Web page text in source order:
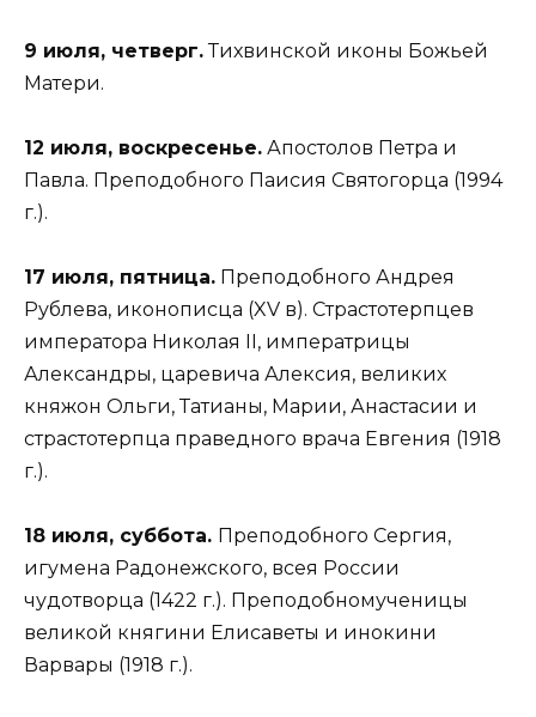
9 июля, четверг.Тихвинской иконы Божьей
Матери.
12 июля, воскресенье. Апостолов Петра и
Павла. Преподобного Паисия Святогорца (1994
г.).
17 июля, пятница. Преподобного Андрея
Рублева, иконописца (XV в). Страстотерпцев
императора Николая II, императрицы
Александры, царевича Алексия, великих
княжон Ольги, Татианы, Марии, Анастасии и
страстотерпца праведного врача Евгения (1918
г.).
18 июля, суббота. Преподобного Сергия,
игумена Радонежского, всея России
чудотворца (1422 г.). Преподобномученицы
великой княгини Елисаветы и инокини
Варвары (1918 г.).